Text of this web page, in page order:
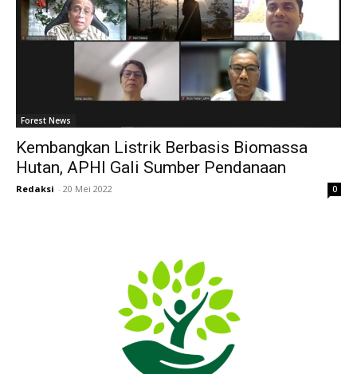
Forest News
Kembangkan Listrik Berbasis Biomassa
Hutan, APHI Gali Sumber Pendanaan
Redaksi - 20 Mei 2022 0